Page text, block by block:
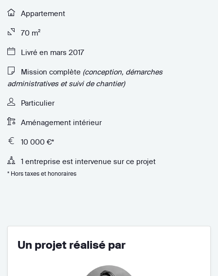
Appartement
70 m²
Livré en mars 2017
Mission complète (conception, démarches
administratives et suivi de chantier)
Particulier
Aménagement intérieur
10 000 €*
1 entreprise est intervenue sur ce projet
* Hors taxes et honoraires
Un projet réalisé par